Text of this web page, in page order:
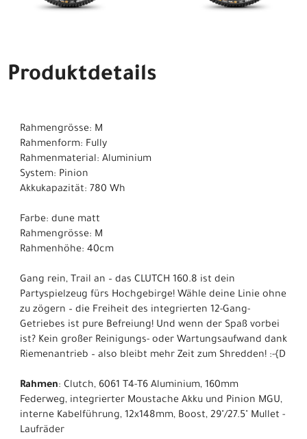
Produktdetails
Rahmengrösse: M
Rahmenform: Fully
Rahmenmaterial: Aluminium
System: Pinion
Akkukapazität: 780 Wh
Farbe: dune matt
Rahmengrösse: M
Rahmenhöhe: 40cm
Gang rein, Trail an – das CLUTCH 160.8 ist dein
Partyspielzeug fürs Hochgebirge! Wähle deine Linie ohne
zu zögern – die Freiheit des integrierten 12-Gang-
Getriebes ist pure Befreiung! Und wenn der Spaß vorbei
ist? Kein großer Reinigungs- oder Wartungsaufwand dank
Riemenantrieb – also bleibt mehr Zeit zum Shredden! :-{D
Rahmen: Clutch, 6061 T4-T6 Aluminium, 160mm
Federweg, integrierter Moustache Akku und Pinion MGU,
interne Kabelführung, 12x148mm, Boost, 29"/27.5" Mullet -
Laufräder